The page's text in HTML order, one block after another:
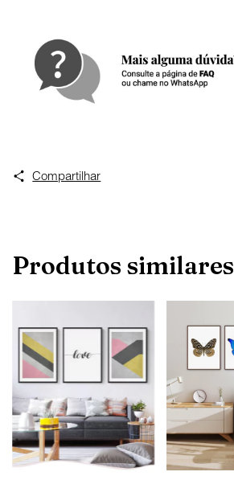
Compartilhar
Produtos similares